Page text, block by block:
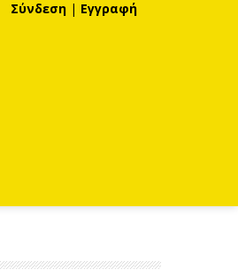
Σύνδεση | Εγγραφή